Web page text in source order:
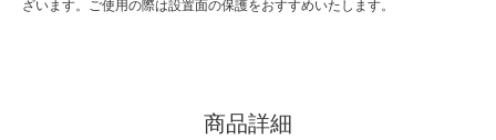
ざいます。ご使用の際は設置面の保護をおすすめいたします。
商品詳細